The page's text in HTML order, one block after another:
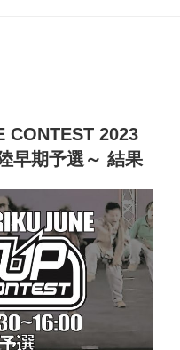
CONTEST 2023
早期予選～ 結果